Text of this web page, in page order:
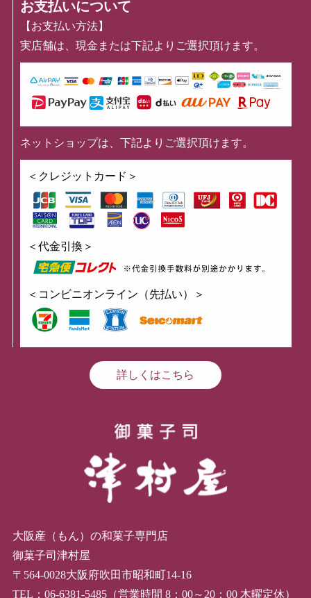
お支払いについて
【お支払い方法】
実店舗は、現金または下記よりご選択頂けます。
ネットショップは、下記よりご選択頂けます。
＜クレジットカード＞
＜代金引換＞
＜コンビニオンライン（先払い）＞
詳しくはこちら
大阪産（もん）の和菓子専門店
御菓子司津村屋
〒564-0028大阪府吹田市昭和町14-16
TEL：06-6381-5485（営業時間 8：00～20：00 木曜定休）